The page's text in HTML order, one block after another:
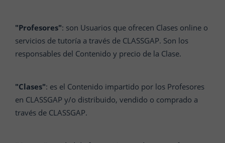
"Profesores": son Usuarios que ofrecen Clases online o
servicios de tutoría a través de CLASSGAP. Son los
responsables del Contenido y precio de la Clase.
"Clases": es el Contenido impartido por los Profesores
en CLASSGAP y/o distribuido, vendido o comprado a
través de CLASSGAP.